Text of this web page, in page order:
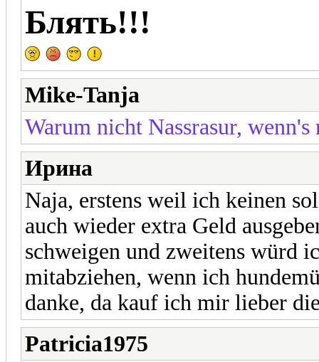
Блять!!!
Mike-Tanja
Warum nicht Nassrasur,
Ирина
Naja, erstens weil ich keinen
auch wieder extra Geld
schweigen und zweitens würd
mitabziehen, wenn ich
danke, da kauf ich mir lieber
Patricia1975